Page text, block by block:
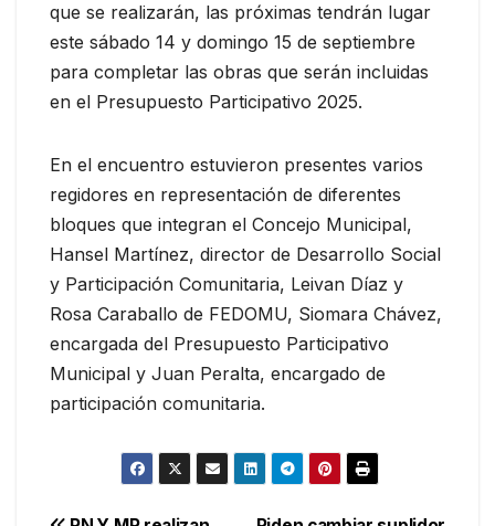
que se realizarán, las próximas tendrán lugar
este sábado 14 y domingo 15 de septiembre
para completar las obras que serán incluidas
en el Presupuesto Participativo 2025.
En el encuentro estuvieron presentes varios
regidores en representación de diferentes
bloques que integran el Concejo Municipal,
Hansel Martínez, director de Desarrollo Social
y Participación Comunitaria, Leivan Díaz y
Rosa Caraballo de FEDOMU, Siomara Chávez,
encargada del Presupuesto Participativo
Municipal y Juan Peralta, encargado de
participación comunitaria.